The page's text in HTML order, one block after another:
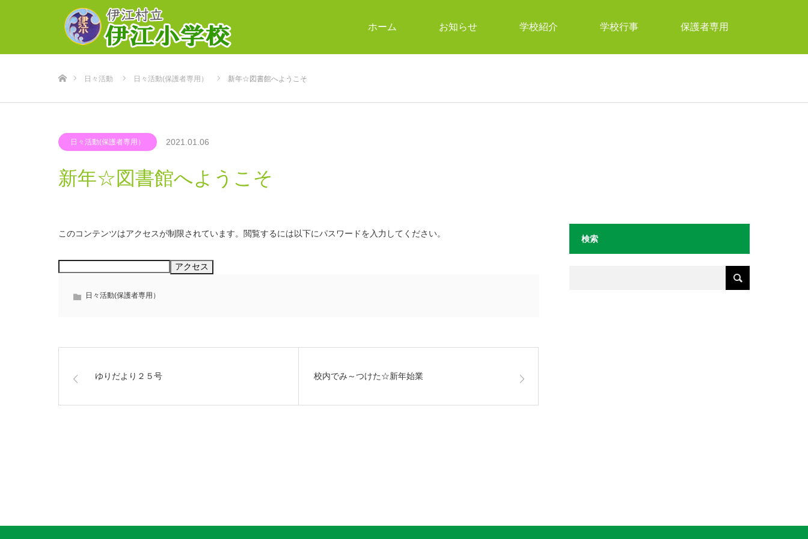
ホーム お知らせ 学校紹介 学校行事 保護者専用
日々活動 日々活動(保護者専用） 新年☆図書館へようこそ
日々活動(保護者専用） 2021.01.06
新年☆図書館へようこそ
このコンテンツはアクセスが制限されています。閲覧するには以下にパスワードを入力してください。
日々活動(保護者専用）
ゆりだより２５号 校内でみ～つけた☆新年始業
検索